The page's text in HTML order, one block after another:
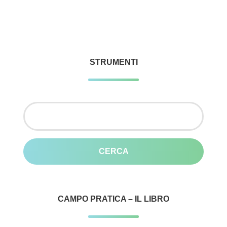
STRUMENTI
Ricerca
CAMPO PRATICA – IL LIBRO